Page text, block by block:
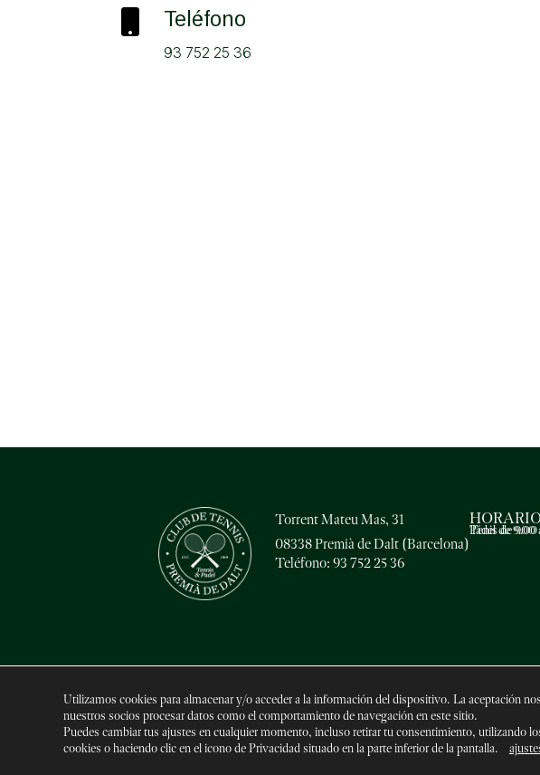
Teléfono
93 752 25 36
Torrent Mateu Mas, 31
08338 Premià de Dalt (Barcelona)
Teléfono: 93 752 25 36
Pádel de
Tenis de
2026 © Club de Tenis Premià de Dalt | DesarrolloETL Digital
Utilizamos cookies para almacenar y/o acceder a la información del dispositivo. La aceptación
nuestros socios procesar datos como el comportamiento de navegación en este sitio.
Puedes cambiar tus ajustes en cualquier momento, incluso retirar tu consentimiento, utilizando
cookies o haciendo clic en el icono de Privacidad situado en la parte inferior de la pantalla.